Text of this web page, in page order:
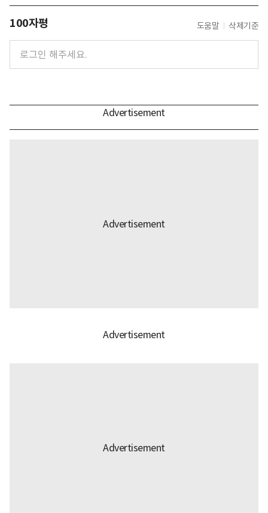
100자평 도움말 삭제기준